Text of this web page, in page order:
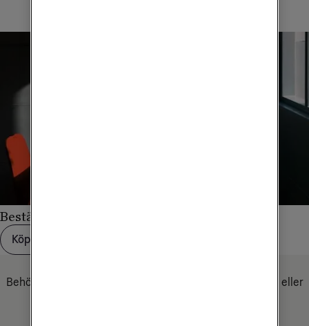
Beställ ett större datapaket
Köp mer data
Behöver du hjälp eller rådgivning? Kontakta oss via mejl eller